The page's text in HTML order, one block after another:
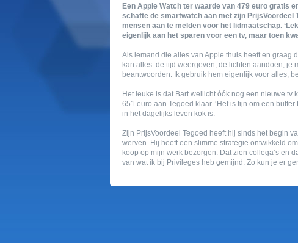
een apple watch ter waarde van 479 euro gratis
schafte de smartwatch aan met zijn prijsvoordeel
mensen aan te melden voor het lidmaatschap.
eigenlijk aan het sparen voor een tv, maar toen
als iemand die alles van apple thuis heeft en graag
kan alles: de tijd weergeven, de lichten aandoen,
beantwoorden. ik gebruik hem eigenlijk voor alles,
het leuke is dat bart wellicht óók nog een nieuwe tv
651 euro aan tegoed klaar. ‘het is fijn om een
in het dagelijks leven kok is.
zijn prijsvoordeel tegoed heeft hij sinds het begin
werven. hij heeft een slimme strategie ontwikkeld
koop op mijn werk bezorgen. dat zien collega’s en
van wat ik bij privileges heb gemijnd. zo kun je er